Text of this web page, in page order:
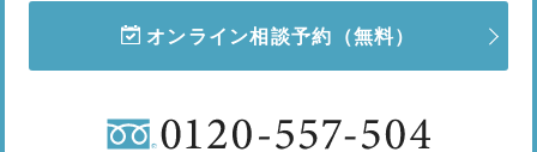
オンライン相談予約 （無料）